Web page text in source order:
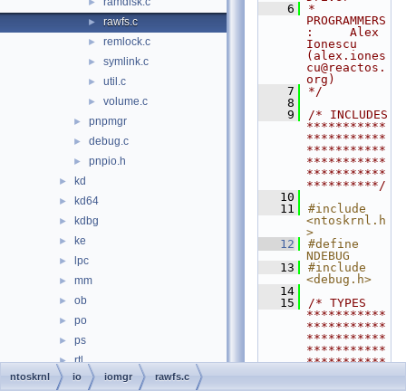
► rawfs.c
► remlock.c
► symlink.c
► util.c
► volume.c
► pnpmgr
► debug.c
► pnpio.h
► kd
► kd64
► kdbg
► ke
► lpc
► mm
► ob
► po
► ps
► rtl
► se
    6
*
PROGRAMMERS
:     Alex
Ionescu
(alex.iones
cu@reactos.
org)
    7
*/
    8
    9
/* INCLUDES
***********
***********
***********
***********
***********
**********/
   10
   11
#include
<ntoskrnl.h
>
   12
#define
NDEBUG
   13
#include
<debug.h>
   14
   15
/* TYPES
***********
***********
***********
***********
***********
ntoskrnl io iomgr rawfs.c